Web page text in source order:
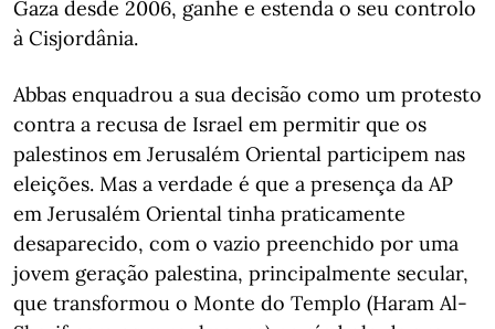
Gaza desde 2006, ganhe e estenda o seu controlo
à Cisjordânia.
Abbas enquadrou a sua decisão como um protesto
contra a recusa de Israel em permitir que os
palestinos em Jerusalém Oriental participem nas
eleições. Mas a verdade é que a presença da AP
em Jerusalém Oriental tinha praticamente
desaparecido, com o vazio preenchido por uma
jovem geração palestina, principalmente secular,
que transformou o Monte do Templo (Haram Al-